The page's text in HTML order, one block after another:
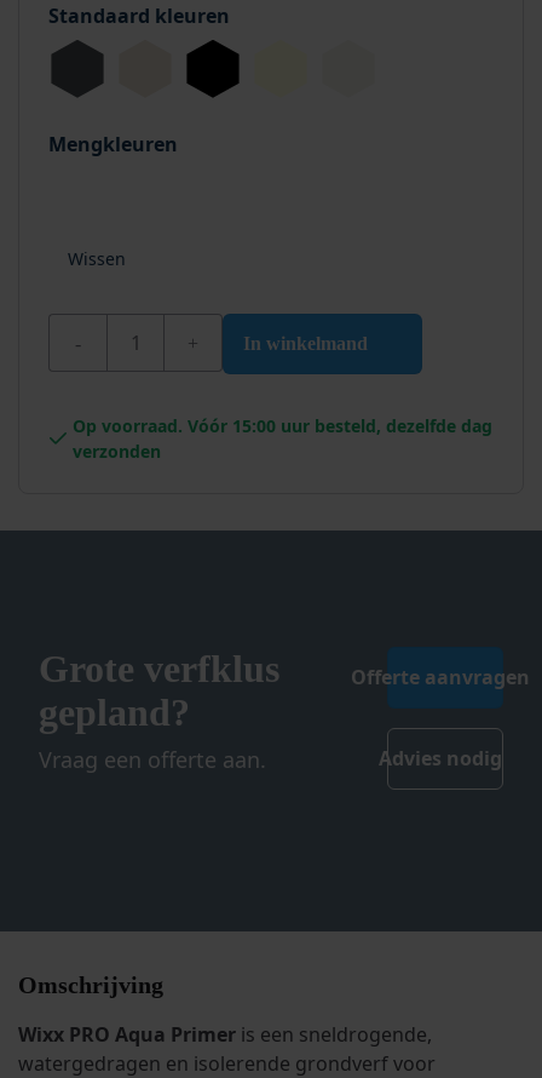
Mengkleuren
Standaard kleuren
Wissen
Wixx PRO Aqua primer aantal
In winkelmand
Op voorraad. Vóór 15:00 uur besteld, dezelfde dag
verzonden
Grote verfklus
gepland?
Vraag een offerte aan.
Offerte aanvragen
Advies nodig
Omschrijving
Wixx PRO Aqua Primer is een sneldrogende,
watergedragen en isolerende grondverf voor